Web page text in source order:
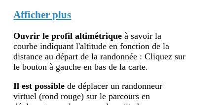
Afficher plus
Ouvrir le profil altimétrique à savoir la
courbe indiquant l'altitude en fonction de la
distance au départ de la randonnée : Cliquez sur
le bouton à gauche en bas de la carte.
Il est possible de déplacer un randonneur
virtuel (rond rouge) sur le parcours en